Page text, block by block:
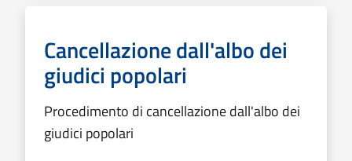
Cancellazione dall'albo dei
giudici popolari
Procedimento di cancellazione dall'albo dei
giudici popolari